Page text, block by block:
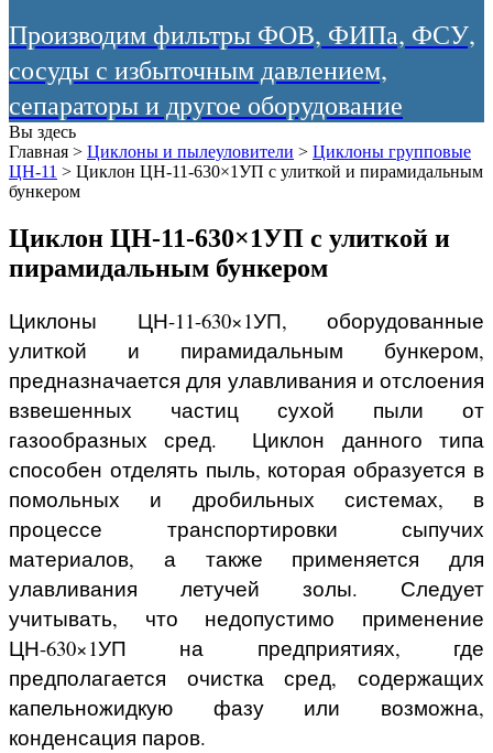
Производим фильтры ФОВ, ФИПа, ФСУ,
сосуды с избыточным давлением,
сепараторы и другое оборудование
Вы здесь
Главная > Циклоны и пылеуловители > Циклоны групповые
ЦН-11 > Циклон ЦН-11-630×1УП с улиткой и пирамидальным
бункером
Циклон ЦН-11-630×1УП с улиткой и
пирамидальным бункером
Циклоны ЦН-11-630×1УП, оборудованные
улиткой и пирамидальным бункером,
предназначается для улавливания и отслоения
взвешенных частиц сухой пыли от
газообразных сред. Циклон данного типа
способен отделять пыль, которая образуется в
помольных и дробильных системах, в
процессе транспортировки сыпучих
материалов, а также применяется для
улавливания летучей золы. Следует
учитывать, что недопустимо применение
ЦН-630×1УП на предприятиях, где
предполагается очистка сред, содержащих
капельножидкую фазу или возможна,
конденсация паров.